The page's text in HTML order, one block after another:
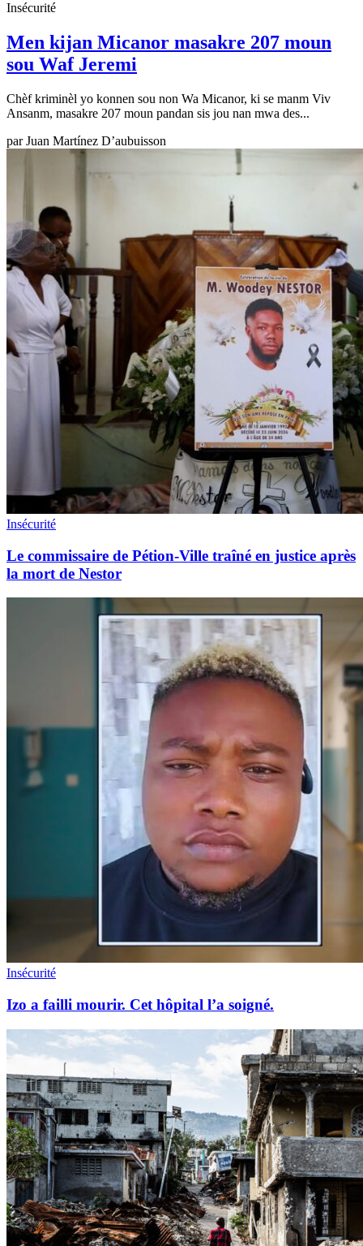
Insécurité
Men kijan Micanor masakre 207 moun
sou Waf Jeremi
Chèf kriminèl yo konnen sou non Wa Micanor, ki se manm Viv
Ansanm, masakre 207 moun pandan sis jou nan mwa des...
par Juan Martínez D’aubuisson
Insécurité
Le commissaire de Pétion-Ville traîné en justice après
la mort de Nestor
Insécurité
Izo a failli mourir. Cet hôpital l’a soigné.